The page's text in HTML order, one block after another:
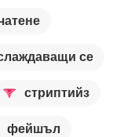
се
стриптийз
фейшъл